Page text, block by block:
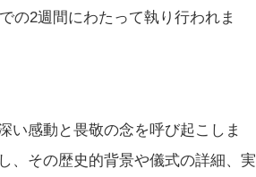
の2週間にわたって執り行われま
い感動と畏敬の念を呼び起こしま
、その歴史的背景や儀式の詳細、実